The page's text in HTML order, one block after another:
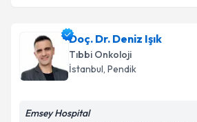
takvim hazırlandığında e-posta ile
E-posta Adresiniz
Doç. Dr. Deniz Işık
Tıbbi Onkoloji
İstanbul, Pendik
Emsey Hospital